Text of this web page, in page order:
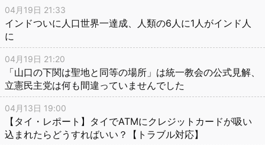
04月19日 21:33
インドついに人口世界一達成、人類の6人に1人がインド人
に
04月19日 21:20
「山口の下関は聖地と同等の場所」は統一教会の公式見解、
立憲民主党は何も間違っていませんでした
04月13日 19:00
【タイ・レポート】タイでATMにクレジットカードが吸い
込まれたらどうすればいい？【トラブル対応】